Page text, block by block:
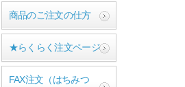
商品のご注文の仕方
★らくらく注文ページ
FAX注文（はちみつ